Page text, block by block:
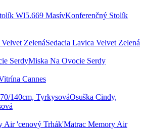
Konferenčný Stolík
Sedacia Lavica Velvet Zelená
Miska Na Ovocie Serdy
Cannes
Osuška Cindy,
Matrac Memory Air